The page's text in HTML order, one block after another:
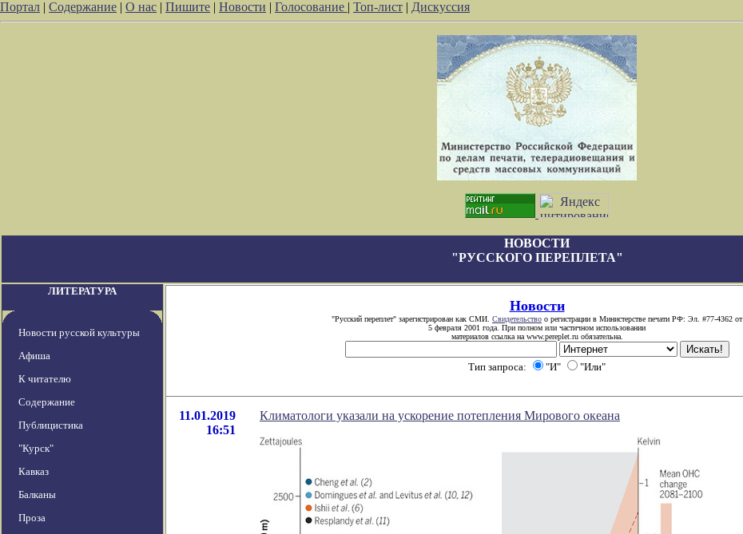
Портал | Содержание | О нас | Пишите | Новости | Голосование | Топ-лист | Дискуссия
НОВОСТИ
"РУССКОГО ПЕРЕПЛЕТА"
ЛИТЕРАТУРА
Новости русской культуры
Афиша
К читателю
Содержание
Публицистика
"Курск"
Кавказ
Балканы
Проза
Новости
"Русский переплет" зарегистрирован как СМИ. Свидетельство о регистрации в Министерстве печати РФ: Эл. #77-4362 от
5 февраля 2001 года. При полном или частичном использовании
материалов ссылка на www.pereplet.ru обязательна.
Тип запроса: "И" "Или"
11.01.2019
16:51
Климатологи указали на ускорение потепления Мирового океана